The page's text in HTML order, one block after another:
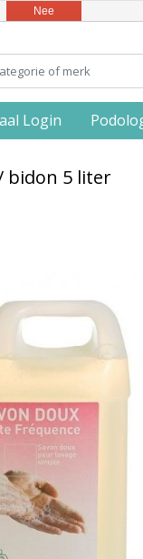
Login
bidon 5 liter
Nee